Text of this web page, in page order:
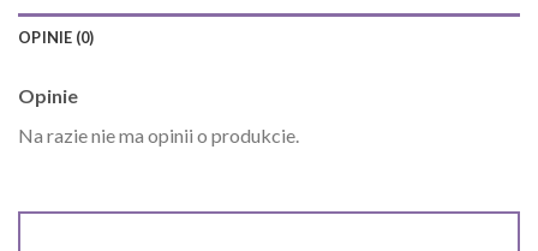
OPINIE (0)
Opinie
Na razie nie ma opinii o produkcie.